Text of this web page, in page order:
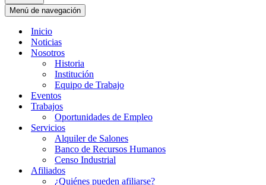
Menú de navegación
Inicio
Noticias
Nosotros
Historia
Institución
Equipo de Trabajo
Eventos
Trabajos
Oportunidades de Empleo
Servicios
Alquiler de Salones
Banco de Recursos Humanos
Censo Industrial
Afiliados
¿Quiénes pueden afiliarse?